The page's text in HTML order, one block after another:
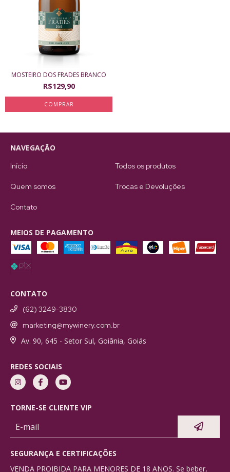
MOSTEIRO DOS FRADES BRANCO
R$129,90
NAVEGAÇÃO
Início Todos os produtos
Quem somos Trocas e Devoluções
Contato
MEIOS DE PAGAMENTO
CONTATO
(62) 3249-3830
marketing@mywinery.com.br
Av. 90, 645 - Setor Sul, Goiânia, Goiás
REDES SOCIAIS
TORNE-SE CLIENTE VIP
SEGURANÇA E CERTIFICAÇÕES
VENDA PROIBIDA PARA MENORES DE 18 ANOS. Se beber,